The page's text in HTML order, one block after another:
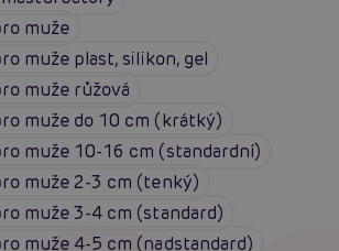
muže
muže plast, silikon, gel
muže růžová
muže do 10 cm (krátký)
muže 10-16 cm (standardní)
muže 2-3 cm (tenký)
muže 3-4 cm (standard)
muže 4-5 cm (nadstandard)